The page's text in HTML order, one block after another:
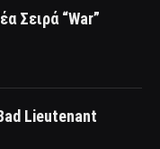
Σειρά “War”
Lieutenant